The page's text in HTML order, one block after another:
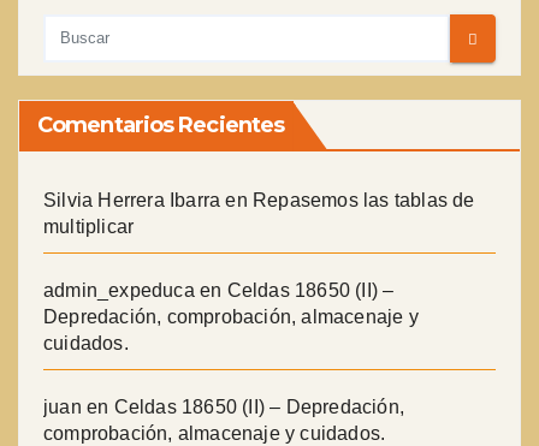
Comentarios Recientes
Silvia Herrera Ibarra en Repasemos las tablas de
multiplicar
admin_expeduca en Celdas 18650 (II) –
Depredación, comprobación, almacenaje y
cuidados.
juan en Celdas 18650 (II) – Depredación,
comprobación, almacenaje y cuidados.